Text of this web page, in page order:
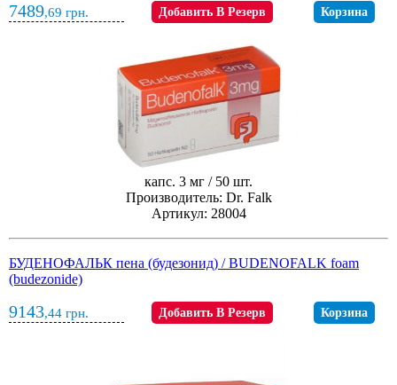
7489,69 грн. Добавить В Резерв Корзина
капс. 3 мг / 50 шт.
Производитель: Dr. Falk
Артикул: 28004
БУДЕНОФАЛЬК пена (будезонид) / BUDENOFALK foam
(budezonide)
9143,44 грн. Добавить В Резерв Корзина